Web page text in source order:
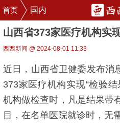
首页 国内
山西省373家医疗机构实
西西新闻 @ 2024-08-01 11:33
近日，山西省卫健委发布消
373家医疗机构实现“检验
机构做检查时，凡是结果带
目，在名单医院就诊时，无